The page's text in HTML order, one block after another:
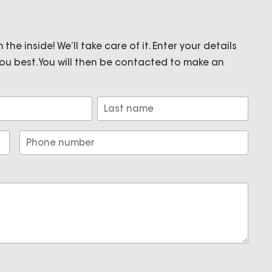
nabij. De wijk Nieuwendam kenmerkt zich door
De buurt is in de 14e eeuw ontstaan als
appartement treft u eerst een halletje aan,
een slaapkamer, toilet en de gesloten
achterkant van het appartement treft u het
inside! We’ll take care of it. Enter your details
best. You will then be contacted to make an
Last
Phone
number